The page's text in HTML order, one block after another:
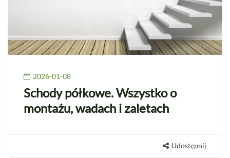
2026-01-08
Schody półkowe. Wszystko o
montażu, wadach i zaletach
Udostępnij